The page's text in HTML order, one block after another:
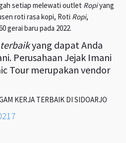
setiap melewati outlet Ropiyang
roti rasa kopi, Roti Ropi,
gerai baru pada 2022.
yang dapat Anda
Perusahaan Jejak Imani
Tour merupakan vendor
KERJA TERBAIK DI SIDOARJO